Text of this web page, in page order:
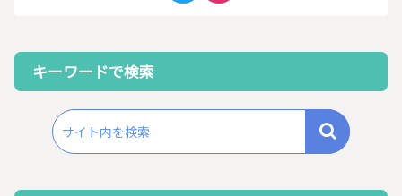
キーワードで検索